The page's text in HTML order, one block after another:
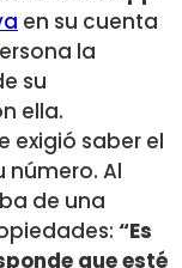
en su cuenta
la
su
ella.
exigió saber el
número. Al
de una
“Es
que esté